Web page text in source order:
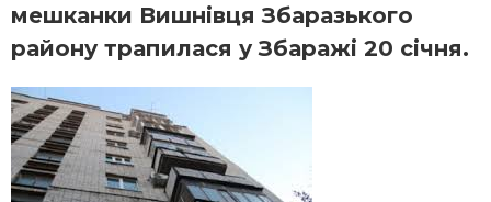
мешканки Вишнівця Збаразького
району трапилася у Збаражі 20 січня.